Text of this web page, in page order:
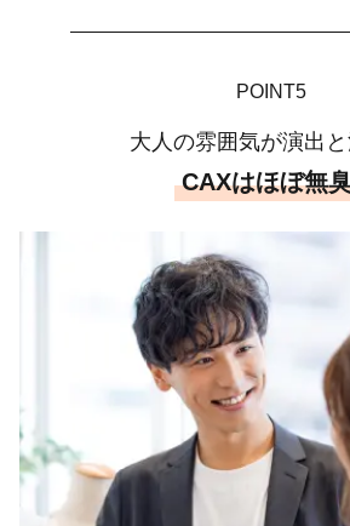
POINT5
大人の雰囲気が演出と
CAXはほぼ無